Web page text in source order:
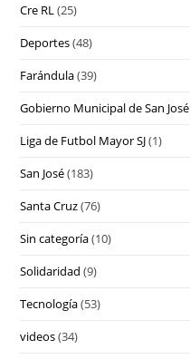
Cre RL(25)
Deportes(48)
Farándula(39)
Gobierno Municipal de San José
Liga de Futbol Mayor SJ(1)
San José(183)
Santa Cruz(76)
Sin categoría(10)
Solidaridad (9)
Tecnología(53)
videos(34)